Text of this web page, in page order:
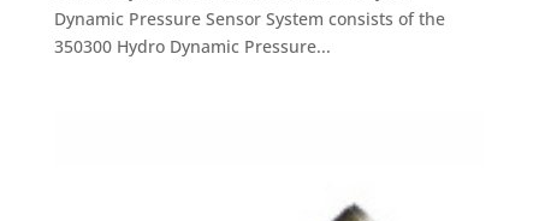
Dynamic Pressure Sensor System consists of the
350300 Hydro Dynamic Pressure...